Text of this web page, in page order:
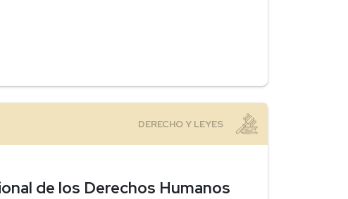
de los Derechos Humanos